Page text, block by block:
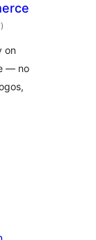
toplam
puan
)
on
— no